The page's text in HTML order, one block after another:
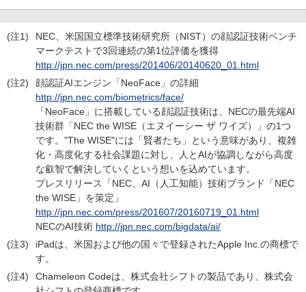
(注1)
NEC、米国国立標準技術研究所（NIST）の顔認証技術ベンチ
マークテストで3回連続の第1位評価を獲得
http://jpn.nec.com/press/201406/20140620_01.html
(注2)
顔認証AIエンジン「NeoFace」の詳細
http://jpn.nec.com/biometrics/face/
「NeoFace」に搭載している顔認証技術は、NECの最先端AI
技術群「NEC the WISE（エヌイーシー ザ ワイズ）」の1つ
です。"The WISE"には「賢者たち」という意味があり、複雑
化・高度化する社会課題に対し、人とAIが協調しながら高度
な叡智で解決していくという想いを込めています。
プレスリリース「NEC、AI（人工知能）技術ブランド「NEC
the WISE」を策定」
http://jpn.nec.com/press/201607/20160719_01.html
NECのAI技術 http://jpn.nec.com/bigdata/ai/
(注3)
iPadは、米国および他の国々で登録されたApple Inc.の商標で
す。
(注4)
Chameleon Codeは、株式会社シフトの製品であり、株式会